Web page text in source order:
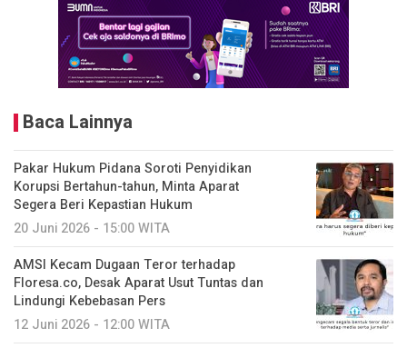
Baca Lainnya
Pakar Hukum Pidana Soroti Penyidikan
Korupsi Bertahun-tahun, Minta Aparat
Segera Beri Kepastian Hukum
20 Juni 2026 - 15:00 WITA
AMSI Kecam Dugaan Teror terhadap
Floresa.co, Desak Aparat Usut Tuntas dan
Lindungi Kebebasan Pers
12 Juni 2026 - 12:00 WITA